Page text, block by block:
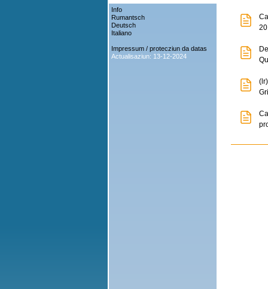
Info
Rumantsch
Deutsch
Italiano
Impressum / protecziun da datas
Actualisaziun: 13-12-2024